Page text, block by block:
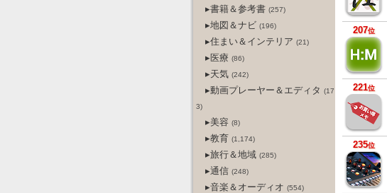
▸書籍＆参考書 (257)
▸地図＆ナビ (196)
▸住まい＆インテリア (21)
▸医療 (86)
▸天気 (242)
▸動画プレーヤー＆エディタ (17
3)
▸美容 (8)
▸教育 (1,174)
▸旅行＆地域 (285)
▸通信 (248)
▸音楽＆オーディオ (554)
207位
221位
235位